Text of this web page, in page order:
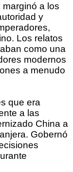
a los
y
Los relatos
como una
modernos
a menudo
que era
a las
China a
Gobernó